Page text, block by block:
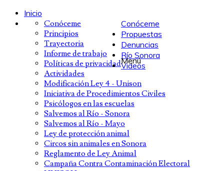
Inicio
Conóceme
Conóceme
Principios
Trayectoria
Informe de trabajo
Políticas de privacidad
Actividades
Propuestas
Modificación Ley 4 - Unison
Iniciativa de Procedimientos Civiles
Psicólogos en las escuelas
Salvemos al Río - Sonora
Salvemos al Río - Mayo
Ley de protección animal
Circos sin animales en Sonora
Reglamento de Ley Animal
Campaña Contra Contaminación Electoral
Denuncias
Río Sonora
Videos
Menú